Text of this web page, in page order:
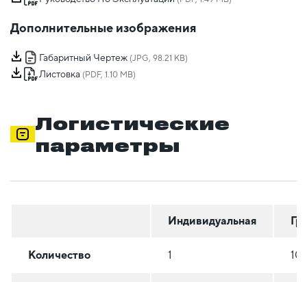
Дополнительные изображения
Габаритный Чертеж (JPG, 98.21 KB)
Листовка (PDF, 1.10 MB)
Логистические
параметры
Индивидуальная
Количество 1 10